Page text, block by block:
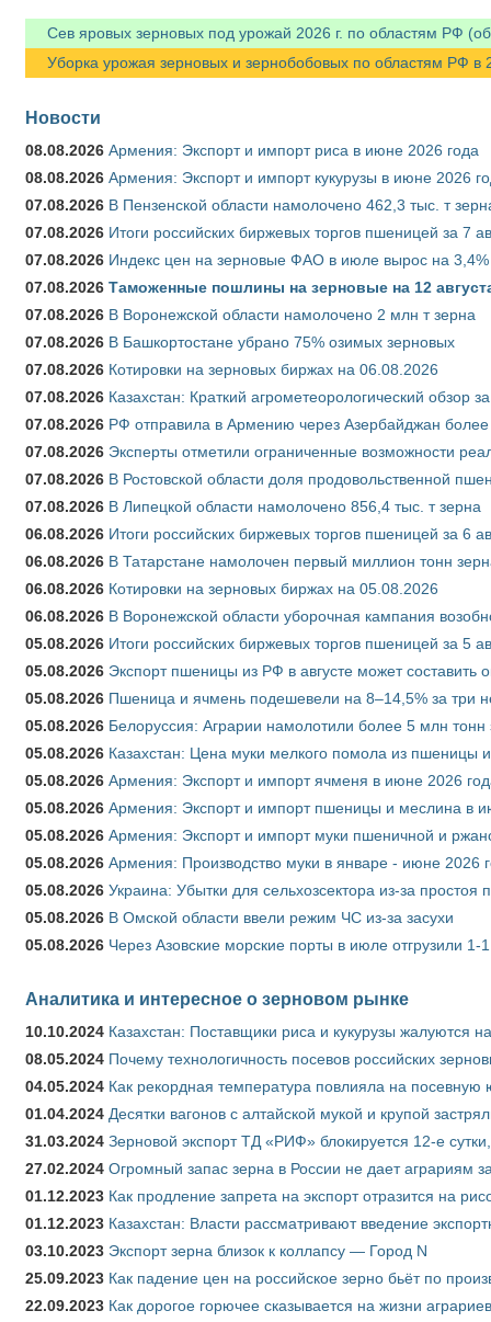
Сев яровых зерновых под урожай 2026 г. по областям РФ
Уборка урожая зерновых и зернобобовых по областям РФ в
Новости
08.08.2026 Армения: Экспорт и импорт риса в июне 2026 года
08.08.2026 Армения: Экспорт и импорт кукурузы в июне 2026
07.08.2026 В Пензенской области намолочено 462,3 тыс. т
07.08.2026 Итоги российских биржевых торгов пшеницей за 7
07.08.2026 Индекс цен на зерновые ФАО в июле вырос на 3,4%
07.08.2026 Таможенные пошлины на зерновые на 12
07.08.2026 В Воронежской области намолочено 2 млн т зерна
07.08.2026 В Башкортостане убрано 75% озимых зерновых
07.08.2026 Котировки на зерновых биржах на 06.08.2026
07.08.2026 Казахстан: Краткий агрометеорологический обзор
07.08.2026 РФ отправила в Армению через Азербайджан более
07.08.2026 Эксперты отметили ограниченные возможности
07.08.2026 В Ростовской области доля продовольственной
07.08.2026 В Липецкой области намолочено 856,4 тыс. т зерна
06.08.2026 Итоги российских биржевых торгов пшеницей за 6
06.08.2026 В Татарстане намолочен первый миллион тонн
06.08.2026 Котировки на зерновых биржах на 05.08.2026
06.08.2026 В Воронежской области уборочная кампания
05.08.2026 Итоги российских биржевых торгов пшеницей за 5
05.08.2026 Экспорт пшеницы из РФ в августе может составить
05.08.2026 Пшеница и ячмень подешевели на 8–14,5% за три
05.08.2026 Белоруссия: Аграрии намолотили более 5 млн тонн
05.08.2026 Казахстан: Цена муки мелкого помола из пшеницы
05.08.2026 Армения: Экспорт и импорт ячменя в июне 2026
05.08.2026 Армения: Экспорт и импорт пшеницы и меслина в
05.08.2026 Армения: Экспорт и импорт муки пшеничной и
05.08.2026 Армения: Производство муки в январе - июне 2026
05.08.2026 Украина: Убытки для сельхозсектора из-за простоя
05.08.2026 В Омской области ввели режим ЧС из-за засухи
05.08.2026 Через Азовские морские порты в июле отгрузили
Аналитика и интересное о зерновом рынке
10.10.2024 Казахстан: Поставщики риса и кукурузы жалуются
08.05.2024 Почему технологичность посевов российских
04.05.2024 Как рекордная температура повлияла на
01.04.2024 Десятки вагонов с алтайской мукой и крупой
31.03.2024 Зерновой экспорт ТД «РИФ» блокируется 12-е
27.02.2024 Огромный запас зерна в России не дает аграриям
01.12.2023 Как продление запрета на экспорт отразится на
01.12.2023 Казахстан: Власти рассматривают введение
03.10.2023 Экспорт зерна близок к коллапсу — Город N
25.09.2023 Как падение цен на российское зерно бьёт по
22.09.2023 Как дорогое горючее сказывается на жизни аграриев